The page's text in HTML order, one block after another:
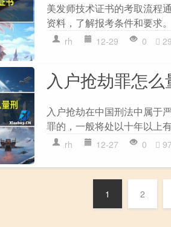
美发师技术证书的考取流程
资料，了解报考条件和要求
rh 12-29 0 29
入户抢劫罪怎么
入户抢劫在中国刑法中属于
罪的，一般将处以十年以上
rh 12-27 0
1 2